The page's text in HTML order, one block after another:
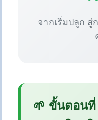
จากเริ่มปลูก สู่
🌱 ขั้นตอนที่